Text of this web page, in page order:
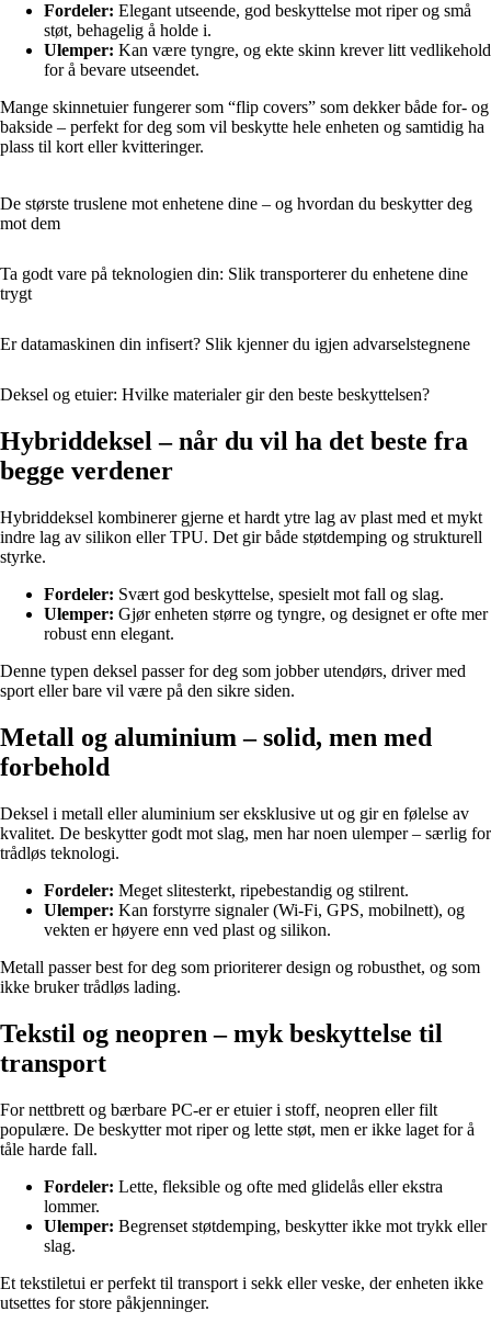
Fordeler: Elegant utseende, god beskyttelse mot riper og små
støt, behagelig å holde i.
Ulemper: Kan være tyngre, og ekte skinn krever litt vedlikehold
for å bevare utseendet.
Mange skinnetuier fungerer som “flip covers” som dekker både for- og
bakside – perfekt for deg som vil beskytte hele enheten og samtidig ha
plass til kort eller kvitteringer.
De største truslene mot enhetene dine – og hvordan du beskytter deg
mot dem
Ta godt vare på teknologien din: Slik transporterer du enhetene dine
trygt
Er datamaskinen din infisert? Slik kjenner du igjen advarselstegnene
Deksel og etuier: Hvilke materialer gir den beste beskyttelsen?
Hybriddeksel – når du vil ha det beste fra
begge verdener
Hybriddeksel kombinerer gjerne et hardt ytre lag av plast med et mykt
indre lag av silikon eller TPU. Det gir både støtdemping og strukturell
styrke.
Fordeler: Svært god beskyttelse, spesielt mot fall og slag.
Ulemper: Gjør enheten større og tyngre, og designet er ofte mer
robust enn elegant.
Denne typen deksel passer for deg som jobber utendørs, driver med
sport eller bare vil være på den sikre siden.
Metall og aluminium – solid, men med
forbehold
Deksel i metall eller aluminium ser eksklusive ut og gir en følelse av
kvalitet. De beskytter godt mot slag, men har noen ulemper – særlig for
trådløs teknologi.
Fordeler: Meget slitesterkt, ripebestandig og stilrent.
Ulemper: Kan forstyrre signaler (Wi-Fi, GPS, mobilnett), og
vekten er høyere enn ved plast og silikon.
Metall passer best for deg som prioriterer design og robusthet, og som
ikke bruker trådløs lading.
Tekstil og neopren – myk beskyttelse til
transport
For nettbrett og bærbare PC-er er etuier i stoff, neopren eller filt
populære. De beskytter mot riper og lette støt, men er ikke laget for å
tåle harde fall.
Fordeler: Lette, fleksible og ofte med glidelås eller ekstra
lommer.
Ulemper: Begrenset støtdemping, beskytter ikke mot trykk eller
slag.
Et tekstiletui er perfekt til transport i sekk eller veske, der enheten ikke
utsettes for store påkjenninger.